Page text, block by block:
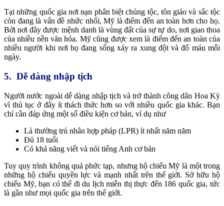
Tại những quốc gia nơi nạn phân biệt chủng tộc, tôn giáo và sắc tộc
còn đang là vấn đề nhức nhối, Mỹ là điểm đến an toàn hơn cho họ.
Bởi nơi đây được mệnh danh là vùng đất của sự tự do, nơi giao thoa
của nhiều nền văn hóa. Mỹ cũng được xem là điểm đến an toàn của
nhiều người khi nơi họ đang sống xảy ra xung đột và đổ máu mỗi
ngày.
5. Dễ dàng nhập tịch
Người nước ngoài dễ dàng nhập tịch và trở thành công dân Hoa Kỳ
vì thủ tục ở đây ít thách thức hơn so với nhiều quốc gia khác. Bạn
chỉ cần đáp ứng một số điều kiện cơ bản, ví dụ như
Là thường trú nhân hợp pháp (LPR) ít nhất năm năm
Đủ 18 tuổi
Có khả năng viết và nói tiếng Anh cơ bản
Tuy quy trình không quá phức tạp, nhưng hộ chiếu Mỹ là một trong
những hộ chiếu quyền lực và mạnh nhất trên thế giới. Sở hữu hộ
chiếu Mỹ, bạn có thể đi du lịch miễn thị thực đến 186 quốc gia, tức
là gần như mọi quốc gia trên thế giới.